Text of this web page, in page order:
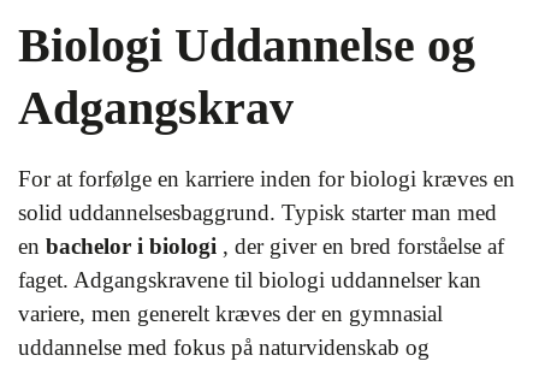
Biologi Uddannelse og
Adgangskrav
For at forfølge en karriere inden for biologi kræves en
solid uddannelsesbaggrund. Typisk starter man med
en bachelor i biologi , der giver en bred forståelse af
faget. Adgangskravene til biologi uddannelser kan
variere, men generelt kræves der en gymnasial
uddannelse med fokus på naturvidenskab og